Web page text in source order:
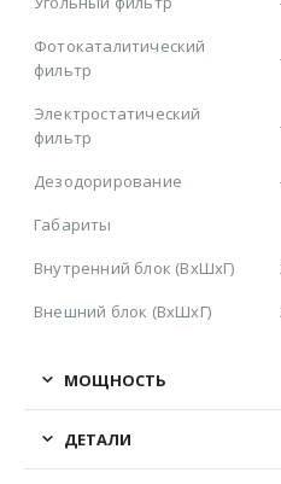
Фотокаталитический
фильтр
Электростатический
фильтр
Дезодорирование
Габариты
Внутренний блок (ВхШхГ)
Внешний блок (ВхШхГ)
МОЩНОСТЬ
ДЕТАЛИ